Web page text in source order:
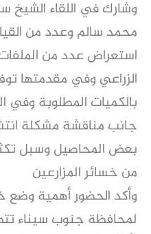
وشارك في اللقاء الشيخ
محمد سالم وعدد من
استعراض عدد من
الزراعي وفي مقدمتها
بالكميات المطلوبة وفي
جانب مناقشة مشكلة
بعض المحاصيل وسبل
من خسائر المزارعين
وأكد الحضور أهمية وضع
لمحافظة جنوب سيناء